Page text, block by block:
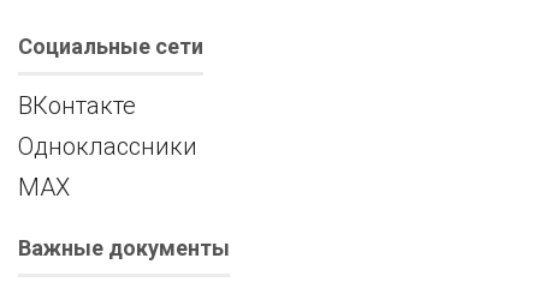
Социальные сети
ВКонтакте
Одноклассники
MAX
Важные документы